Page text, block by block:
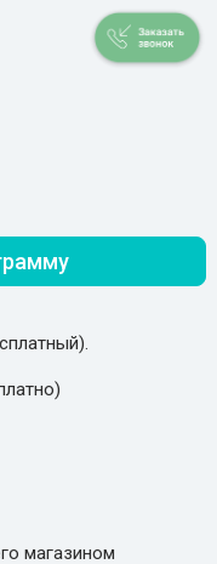
магазином